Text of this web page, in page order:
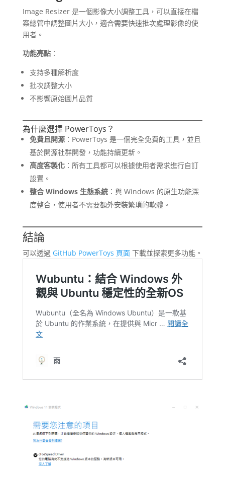
Image Resizer 是一個影像大小調整工具，可以直接在檔
案總管中調整圖片大小，適合需要快速批次處理影像的使
用者。
功能亮點：
支持多種解析度
批次調整大小
不影響原始圖片品質
為什麼選擇 PowerToys？
免費且開源：PowerToys 是一個完全免費的工具，並且
基於開源社群開發，功能持續更新。
高度客製化：所有工具都可以根據使用者需求進行自訂
設置。
整合 Windows 生態系統：與 Windows 的原生功能深
度整合，使用者不需要額外安裝繁瑣的軟體。
結論
可以透過 GitHub PowerToys 頁面下載並探索更多功能。